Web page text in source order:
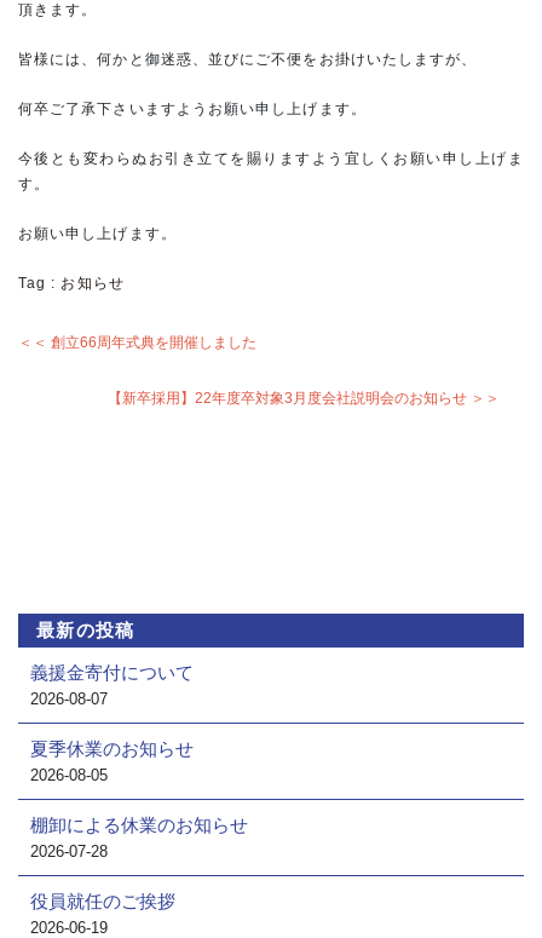
頂きます。
皆様には、何かと御迷惑、並びにご不便をお掛けいたしますが、
何卒ご了承下さいますようお願い申し上げます。
今後とも変わらぬお引き立てを賜りますよう宜しくお願い申し上げま
す。
お願い申し上げます。
Tag : お知らせ
＜＜ 創立66周年式典を開催しました
【新卒採用】22年度卒対象3月度会社説明会のお知らせ ＞＞
最新の投稿
義援金寄付について
2026-08-07
夏季休業のお知らせ
2026-08-05
棚卸による休業のお知らせ
2026-07-28
役員就任のご挨拶
2026-06-19